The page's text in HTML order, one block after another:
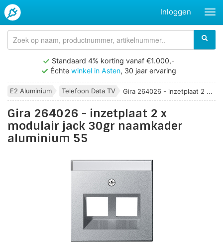
Inloggen
Standaard 4% korting vanaf €1.000,-
Échte winkel in Asten, 30 jaar ervaring
E2 Aluminium Telefoon Data TV Gira 264026 - inzetplaat 2 ...
Gira 264026 - inzetplaat 2 x
modulair jack 30gr naamkader
aluminium 55